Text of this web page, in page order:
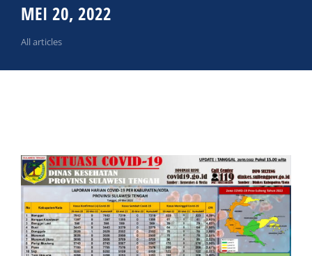
MEI 20, 2022
All articles